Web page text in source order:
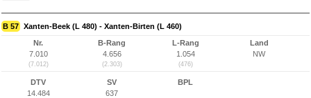
B 57 Xanten-Beek (L 480) - Xanten-Birten (L 460)
Nr.
7.010
(7.012)
B-Rang
4.656
(2.303)
L-Rang
1.054
(476)
Land
NW
DTV
14.484
SV
637
BPL